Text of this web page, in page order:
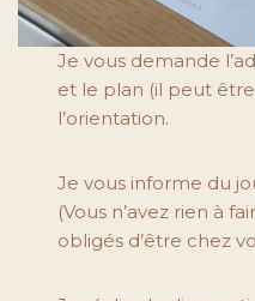
Je vous demande
et le plan (il peut
l’orientation.
Je vous informe du
(Vous n’avez rien à
obligés d’être chez